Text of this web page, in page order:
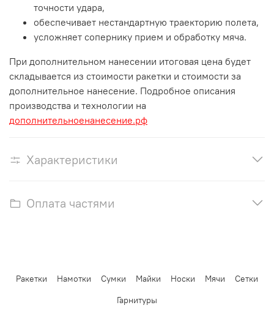
точности удара,
обеспечивает нестандартную траекторию полета,
усложняет сопернику прием и обработку мяча.
При дополнительном нанесении итоговая цена будет
складывается из стоимости ракетки и стоимости за
дополнительное нанесение. Подробное описания
производства и технологии на
дополнительноенанесение.рф
Характеристики
Оплата частями
Ракетки Намотки Сумки Майки Носки Мячи
Сетки
Гарнитуры